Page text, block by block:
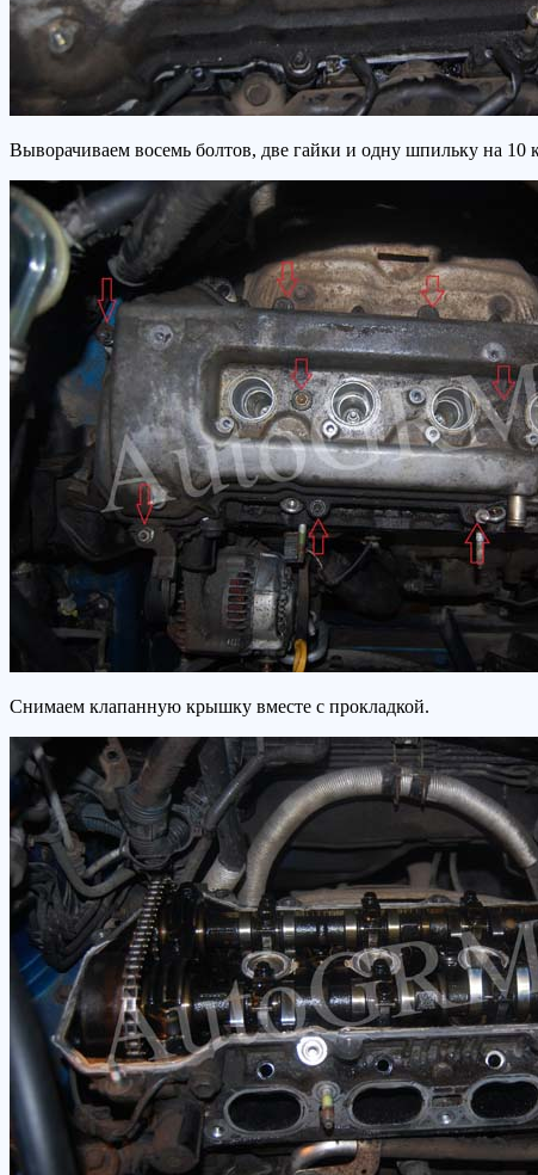
Выворачиваем восемь болтов, две гайки и одну шпильку на 10
Снимаем клапанную крышку вместе с прокладкой.